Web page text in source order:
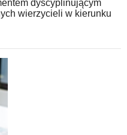
dyscyplinującym
wierzycieli w kierunku